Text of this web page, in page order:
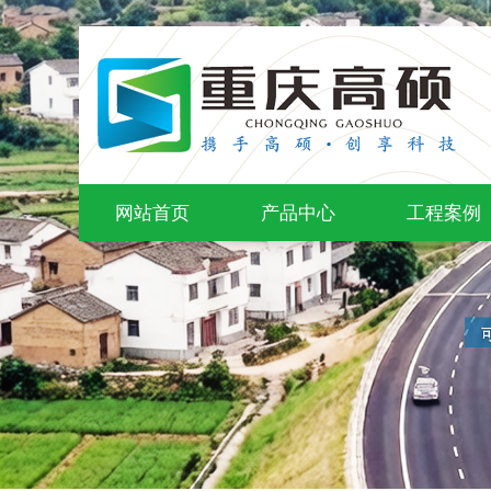
网站首页 产品中心 工程案例